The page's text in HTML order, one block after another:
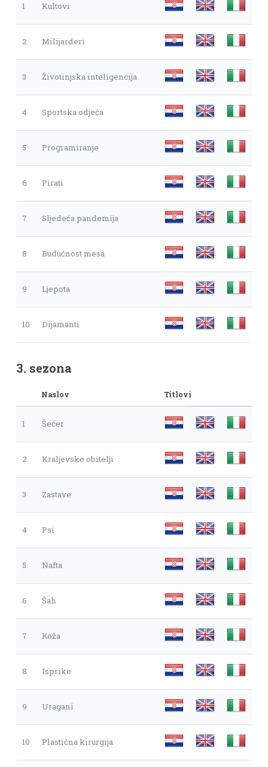
1 Kultovi
2 Milijarderi
3 Životinjska inteligencija
4 Sportska odjeća
5 Programiranje
6 Pirati
7 Sljedeća pandemija
8 Budućnost mesa
9 Ljepota
10 Dijamanti
3. sezona
Naslov Titlovi
1 Šećer
2 Kraljevske obitelji
3 Zastave
4 Psi
5 Nafta
6 Šah
7 Koža
8 Isprike
9 Uragani
10 Plastična kirurgija